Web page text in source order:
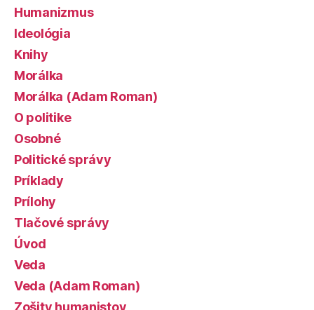
Humanizmus
Ideológia
Knihy
Morálka
Morálka (Adam Roman)
O politike
Osobné
Politické správy
Príklady
Prílohy
Tlačové správy
Úvod
Veda
Veda (Adam Roman)
Zošity humanistov